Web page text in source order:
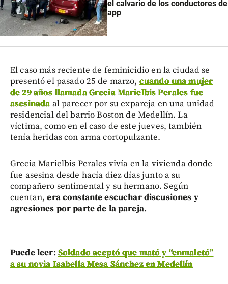
el calvario de los conductores de
app
El caso más reciente de feminicidio en la ciudad se
presentó el pasado 25 de marzo, cuando una mujer
de 29 años llamada Grecia Marielbis Perales fue
asesinada al parecer por su expareja en una unidad
residencial del barrio Boston de Medellín. La
víctima, como en el caso de este jueves, también
tenía heridas con arma cortopulzante.
Grecia Marielbis Perales vivía en la vivienda donde
fue asesina desde hacía diez días junto a su
compañero sentimental y su hermano. Según
cuentan, era constante escuchar discusiones y
agresiones por parte de la pareja.
Puede leer: Soldado aceptó que mató y “enmaletó”
a su novia Isabella Mesa Sánchez en Medellín